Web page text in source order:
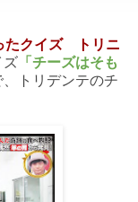
たクイズ トリニ
ズ 「チーズはそも
トリデンテのチ